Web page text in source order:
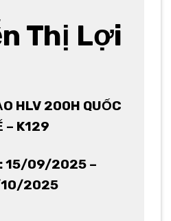
Thị Lợi
HLV 200H QUỐC
– K129
15/09/2025 –
2025